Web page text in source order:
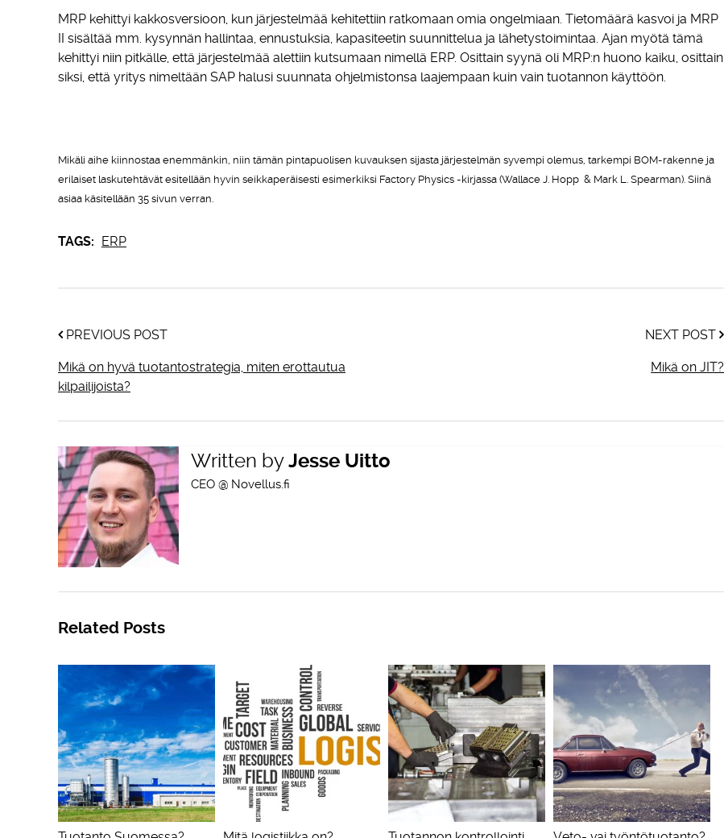
MRP kehittyi kakkosversioon, kun järjestelmää kehitettiin ratkomaan omia ongelmiaan. Tietomäärä kasvoi ja MRP
II sisältää mm. kysynnän hallintaa, ennustuksia, kapasiteetin suunnittelua ja lähetystoimintaa. Ajan myötä tämä
kehittyi niin pitkälle, että järjestelmää alettiin kutsumaan nimellä ERP. Osittain syynä oli MRP:n huono kaiku, osittain
siksi, että yritys nimeltään SAP halusi suunnata ohjelmistonsa laajempaan kuin vain tuotannon käyttöön.
Mikäli aihe kiinnostaa enemmänkin, niin tämän pintapuolisen kuvauksen sijasta järjestelmän syvempi olemus, tarkempi BOM-rakenne ja
erilaiset laskutehtävät esitellään hyvin seikkaperäisesti esimerkiksi Factory Physics -kirjassa (Wallace J. Hopp & Mark L. Spearman). Siinä
asiaa käsitellään 35 sivun verran.
TAGS: ERP
PREVIOUS POST
Mikä on hyvä tuotantostrategia, miten erottautua
kilpailijoista?
NEXT POST
Mikä on JIT?
Written byJesse Uitto
CEO @ Novellus.fi
Related Posts